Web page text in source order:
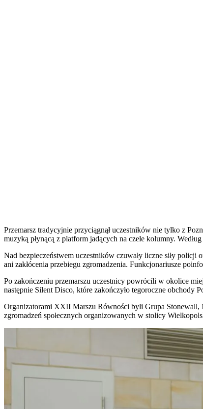
Przemarsz tradycyjnie przyciągnął uczestników nie tylko z
muzyką płynącą z platform jadących na czele kolumny.
Nad bezpieczeństwem uczestników czuwały liczne siły policji
ani zakłócenia przebiegu zgromadzenia. Funkcjonariusze
Po zakończeniu przemarszu uczestnicy powrócili w okolice
następnie Silent Disco, które zakończyło tegoroczne obchody
Organizatorami XXII Marszu Równości byli Grupa Stonewall,
zgromadzeń społecznych organizowanych w stolicy